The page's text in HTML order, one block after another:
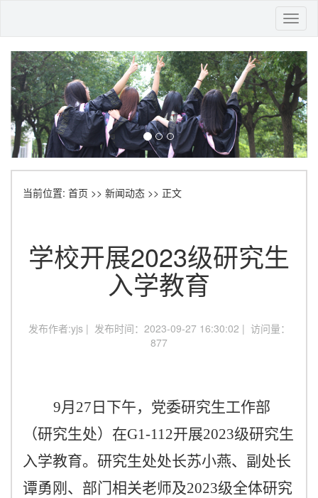
当前位置: 首页 >> 新闻动态 >> 正文
学校开展2023级研究生
入学教育
发布作者:yjs | 发布时间：2023-09-27 16:30:02 | 访问量：
877
9月27日 下午，党委研究生工作部
（研究生处）在G1-112开展2023级研究生
入学教育。研究生处处长苏小燕、副处长
谭勇刚、 部门相关老师及2023级全体研究